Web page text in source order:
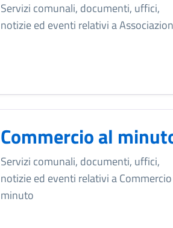
Servizi comunali, documenti, uffici,
notizie ed eventi relativi a
Commercio al
Servizi comunali, documenti, uffici,
notizie ed eventi relativi a
minuto